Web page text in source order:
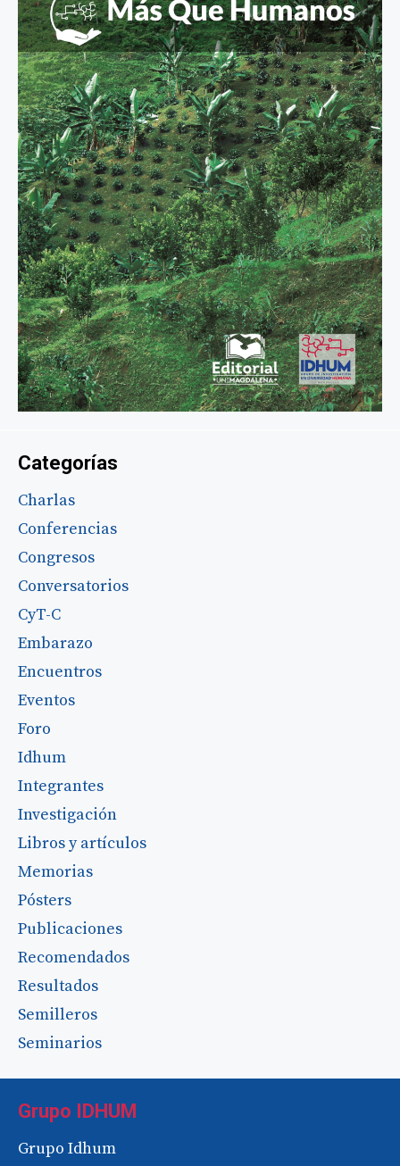
Categorías
Charlas
Conferencias
Congresos
Conversatorios
CyT-C
Embarazo
Encuentros
Eventos
Foro
Idhum
Integrantes
Investigación
Libros y artículos
Memorias
Pósters
Publicaciones
Recomendados
Resultados
Semilleros
Seminarios
Grupo IDHUM
Grupo Idhum